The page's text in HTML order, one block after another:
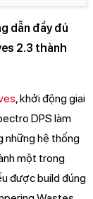
dẫn đầy đủ
2.3 thành
, khởi động giai
DPS làm
những hệ thống
một trong
được build đúng